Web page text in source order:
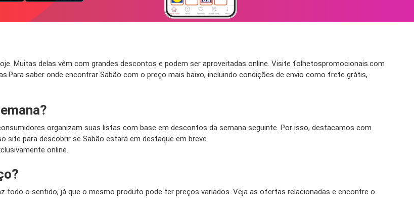
Muitas delas vêm com grandes descontos e podem ser aproveitadas online. Visite folhetospromocionais.com
saber onde encontrar Sabão com o preço mais baixo, incluindo condições de envio como frete grátis,
organizam suas listas com base em descontos da semana seguinte. Por isso, destacamos com
site para descobrir se Sabão estará em destaque em breve.
online.
o sentido, já que o mesmo produto pode ter preços variados. Veja as ofertas relacionadas e encontre o